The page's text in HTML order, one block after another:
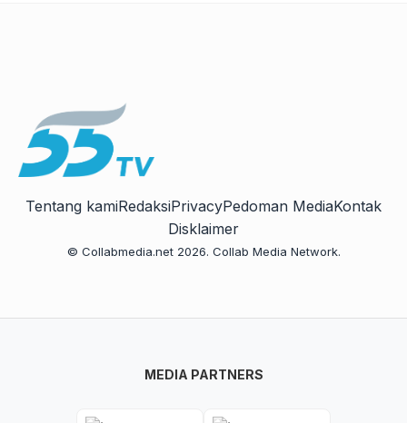
Tentang kamiRedaksiPrivacyPedoman MediaKontak
Disklaimer
© Collabmedia.net 2026. Collab Media Network.
MEDIA PARTNERS